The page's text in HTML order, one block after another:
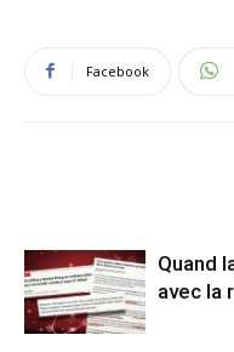
Facebook
Quand
avec la